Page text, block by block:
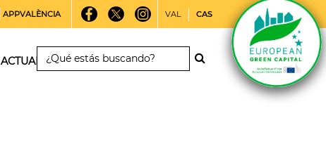
APPVALÈNCIA VAL CAS
ACTUALIDAD